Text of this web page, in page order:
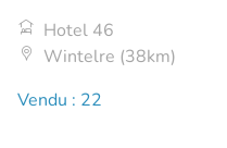
Hotel 46
Wintelre (38km)
Vendu : 22